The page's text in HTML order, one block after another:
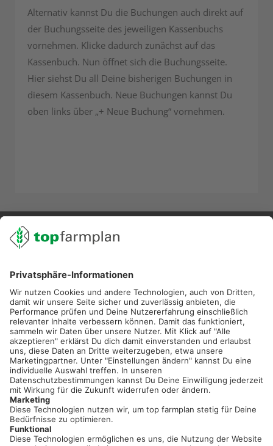
Alternativ kannst Du die Buchungen auch direkt auf
der Buchungsseite des jeweiligen Kassenbuchs
vornehmen. Klicke dadurch zunächst auf das
Kassenbuch. Nun öffnet sich die Buchungsseite.
Hier siehst Du all Deine bisherigen Buchungen in
diesem Kassenbuch. Neue Buchungen kannst Du
oben links über „+ Neue Buchung“ vornehmen.
02501 801 44 84
service@topfarmplan.de
Sei immer auf dem Laufenden!
Neue Features, spannende Tipps und hilfreiche Anleitungen!